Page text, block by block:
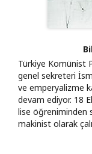
Türkiye Komünist
genel sekreteri
ve emperyalizme
devam ediyor. 18
lise öğreniminden
makinist olarak